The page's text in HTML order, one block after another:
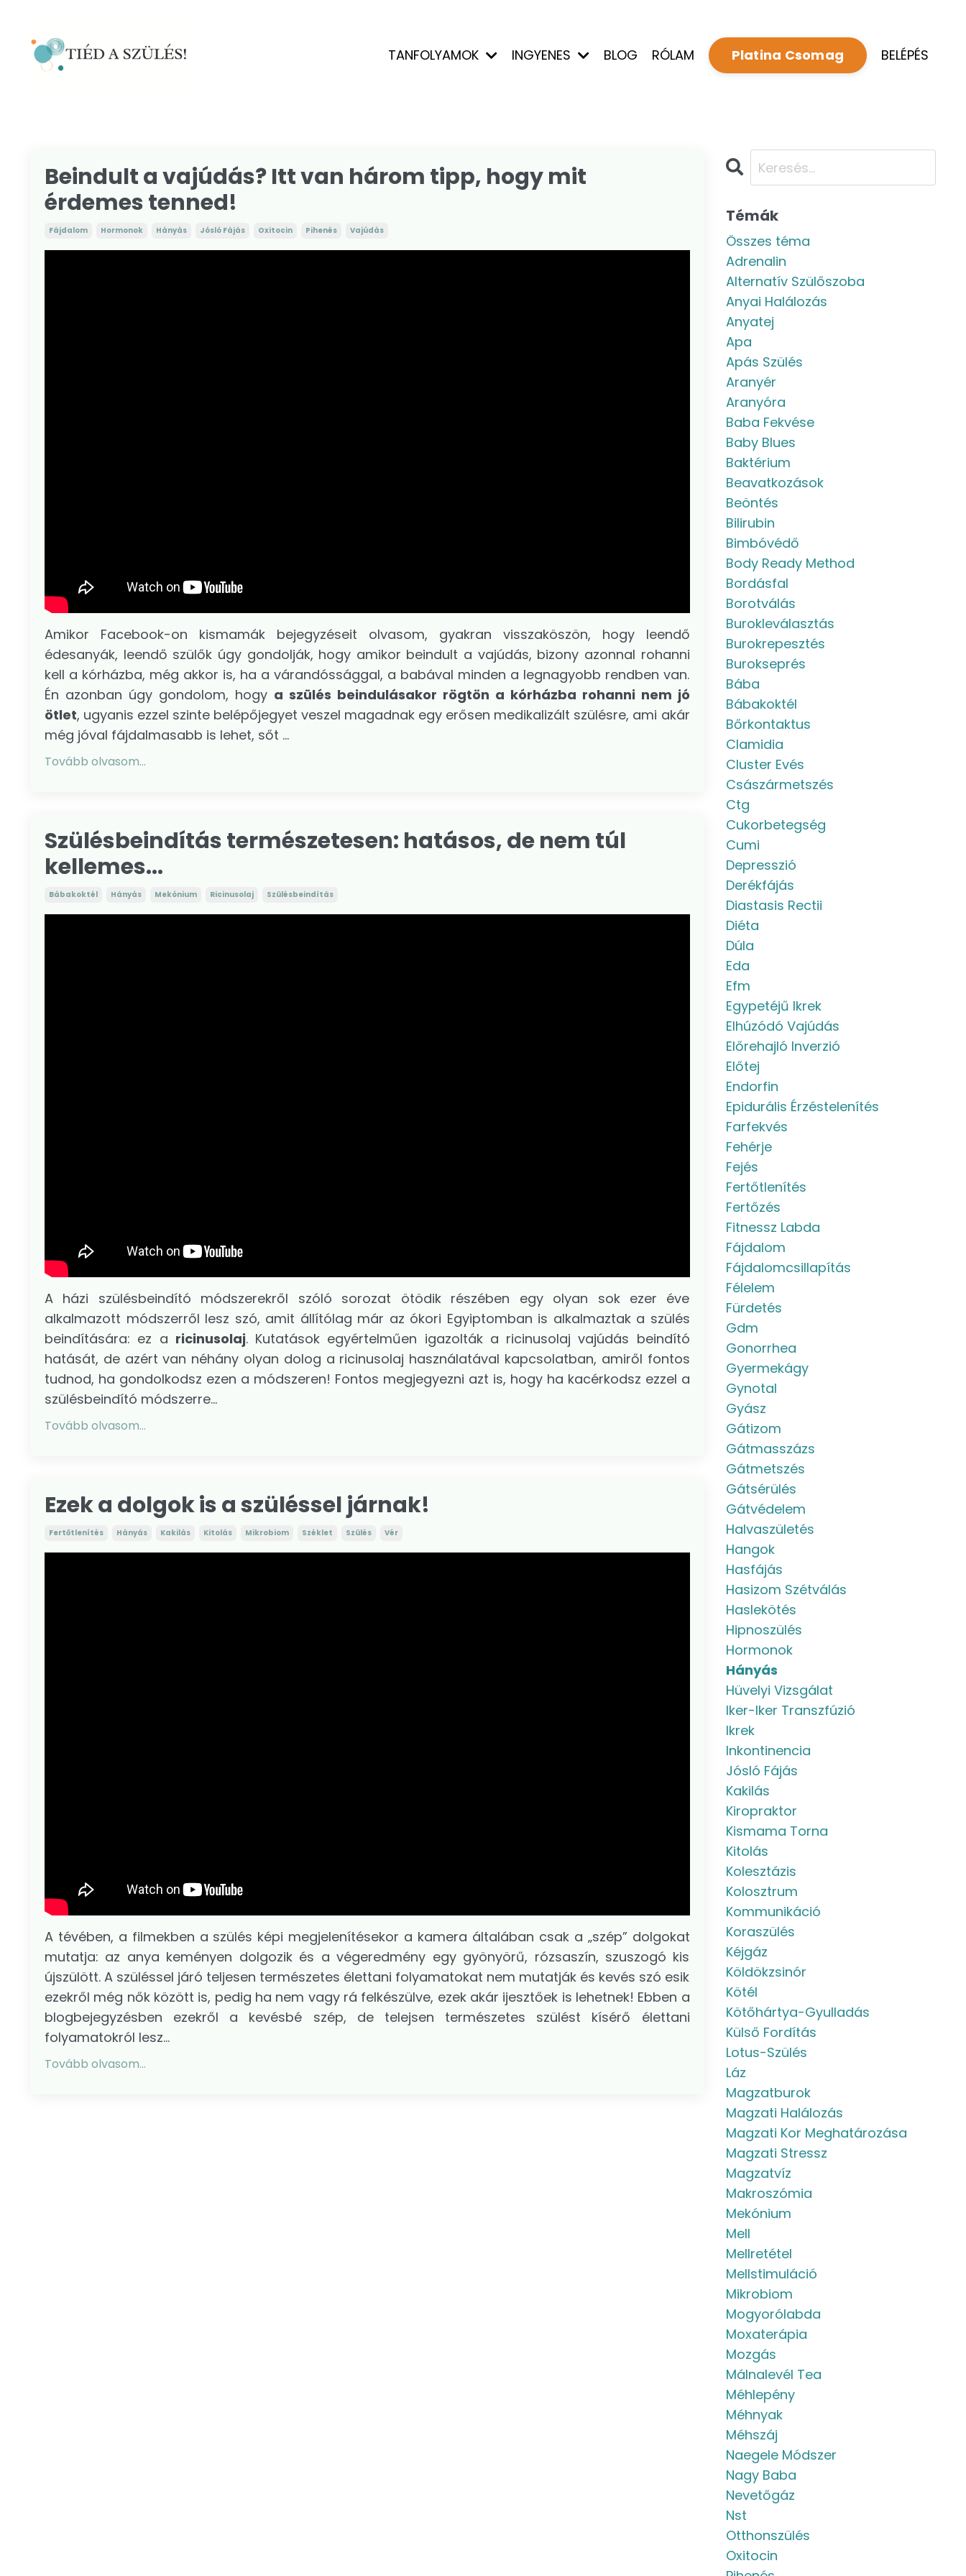
TANFOLYAMOK INGYENES BLOG RÓLAM Platina Csomag BELÉPÉS
Beindult a vajúdás? Itt van három tipp, hogy mit
érdemes tenned!
Fájdalom Hormonok Hányás Jósló Fájás Oxitocin Pihenés Vajúdás
Amikor Facebook-on kismamák bejegyzéseit olvasom, gyakran visszaköszön, hogy leendő
édesanyák, leendő szülők úgy gondolják, hogy amikor beindult a vajúdás, bizony azonnal rohanni
kell a kórházba, még akkor is, ha a várandóssággal, a babával minden a legnagyobb rendben van.
Én azonban úgy gondolom, hogy a szülés beindulásakor rögtön a kórházba rohanni nem jó
ötlet, ugyanis ezzel szinte belépőjegyet veszel magadnak egy erősen medikalizált szülésre, ami akár
még jóval fájdalmasabb is lehet, sőt ...
Tovább olvasom...
Szülésbeindítás természetesen: hatásos, de nem túl
kellemes...
Bábakoktél Hányás Mekónium Ricinusolaj Szülésbeindítás
A házi szülésbeindító módszerekről szóló sorozat ötödik részében egy olyan sok ezer éve
alkalmazott módszerről lesz szó, amit állítólag már az ókori Egyiptomban is alkalmaztak a szülés
beindítására: ez a ricinusolaj. Kutatások egyértelműen igazolták a ricinusolaj vajúdás beindító
hatását, de azért van néhány olyan dolog a ricinusolaj használatával kapcsolatban, amiről fontos
tudnod, ha gondolkodsz ezen a módszeren! Fontos megjegyezni azt is, hogy ha kacérkodsz ezzel a
szülésbeindító módszerre...
Tovább olvasom...
Ezek a dolgok is a szüléssel járnak!
Fertőtlenítés Hányás Kakilás Kitolás Mikrobiom Széklet Szülés Vér
A tévében, a filmekben a szülés képi megjelenítésekor a kamera általában csak a „szép” dolgokat
mutatja: az anya keményen dolgozik és a végeredmény egy gyönyörű, rózsaszín, szuszogó kis
újszülött. A szüléssel járó teljesen természetes élettani folyamatokat nem mutatják és kevés szó esik
ezekről még nők között is, pedig ha nem vagy rá felkészülve, ezek akár ijesztőek is lehetnek! Ebben a
blogbejegyzésben ezekről a kevésbé szép, de telejsen természetes szülést kísérő élettani
folyamatokról lesz...
Tovább olvasom...
Témák
Összes téma
Adrenalin
Alternatív Szülőszoba
Anyai Halálozás
Anyatej
Apa
Apás Szülés
Aranyér
Aranyóra
Baba Fekvése
Baby Blues
Baktérium
Beavatkozások
Beöntés
Bilirubin
Bimbóvédő
Body Ready Method
Bordásfal
Borotválás
Burokleválasztás
Burokrepesztés
Burokseprés
Bába
Bábakoktél
Bőrkontaktus
Clamidia
Cluster Evés
Császármetszés
Ctg
Cukorbetegség
Cumi
Depresszió
Derékfájás
Diastasis Rectii
Diéta
Dúla
Eda
Efm
Egypetéjű Ikrek
Elhúzódó Vajúdás
Előrehajló Inverzió
Előtej
Endorfin
Epidurális Érzéstelenítés
Farfekvés
Fehérje
Fejés
Fertőtlenítés
Fertőzés
Fitnessz Labda
Fájdalom
Fájdalomcsillapítás
Félelem
Fürdetés
Gdm
Gonorrhea
Gyermekágy
Gynotal
Gyász
Gátizom
Gátmasszázs
Gátmetszés
Gátsérülés
Gátvédelem
Halvaszületés
Hangok
Hasfájás
Hasizom Szétválás
Haslekötés
Hipnoszülés
Hormonok
Hányás
Hüvelyi Vizsgálat
Iker-Iker Transzfúzió
Ikrek
Inkontinencia
Jósló Fájás
Kakilás
Kiropraktor
Kismama Torna
Kitolás
Kolesztázis
Kolosztrum
Kommunikáció
Koraszülés
Kéjgáz
Köldökzsinór
Kötél
Kötőhártya-Gyulladás
Külső Fordítás
Lotus-Szülés
Láz
Magzatburok
Magzati Halálozás
Magzati Kor Meghatározása
Magzati Stressz
Magzatvíz
Makroszómia
Mekónium
Mell
Mellretétel
Mellstimuláció
Mikrobiom
Mogyorólabda
Moxaterápia
Mozgás
Málnalevél Tea
Méhlepény
Méhnyak
Méhszáj
Naegele Módszer
Nagy Baba
Nevetőgáz
Nst
Otthonszülés
Oxitocin